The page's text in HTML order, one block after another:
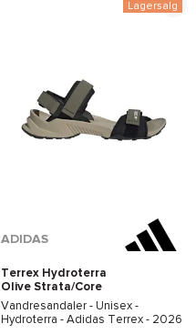
Lagersalg
ADIDAS
Terrex Hydroterra
Olive Strata/Core
Black/Wonder Beige
Vandresandaler - Unisex -
Hydroterra - Adidas Terrex - 2026